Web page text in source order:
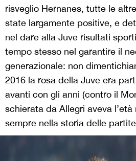
risveglio Hernanes, tutte le
state largamente positive, e
nel dare alla Juve risultati
tempo stesso nel garantire il
generazionale: non
2016 la rosa della Juve era
avanti con gli anni (contro il
schierata da Allegri aveva
sempre nella storia delle